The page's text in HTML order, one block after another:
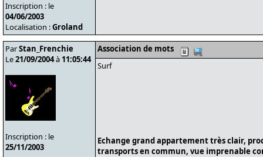
Inscription : le
04/06/2003
Localisation :Groland
ParStan_Frenchie
Le21/09/2004à 11:05:44
Inscription : le
25/11/2003
Association de mots
Surf
Echange grand appartement très clair,
transports en commun, vue imprenable